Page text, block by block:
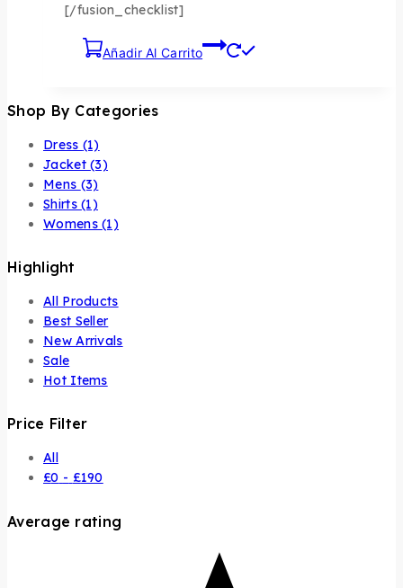
[/fusion_checklist]
Añadir Al Carrito
Shop By Categories
Dress (1)
Jacket(3)
Mens (3)
Shirts(1)
Womens(1)
Highlight
All Products
Best Seller
New Arrivals
Sale
Hot Items
Price Filter
All
£0 - £190
precios:
Average rating